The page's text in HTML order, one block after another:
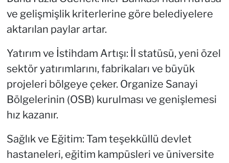
ve gelişmişlik kriterlerine göre belediyelere
aktarılan paylar artar.
Yatırım ve İstihdam Artışı: İl statüsü, yeni özel
sektör yatırımlarını, fabrikaları ve büyük
projeleri bölgeye çeker. Organize Sanayi
Bölgelerinin (OSB) kurulması ve genişlemesi
hız kazanır.
Sağlık ve Eğitim: Tam teşekküllü devlet
hastaneleri, eğitim kampüsleri ve üniversite